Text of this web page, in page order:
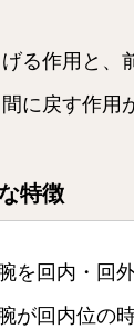
る作用と、
に戻す作用
特徴
を回内・回
が回内位の